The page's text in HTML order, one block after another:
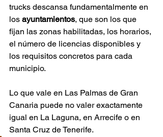
trucks descansa fundamentalmente en
los ayuntamientos, que son los que
fijan las zonas habilitadas, los horarios,
el número de licencias disponibles y
los requisitos concretos para cada
municipio.
Lo que vale en Las Palmas de Gran
Canaria puede no valer exactamente
igual en La Laguna, en Arrecife o en
Santa Cruz de Tenerife.